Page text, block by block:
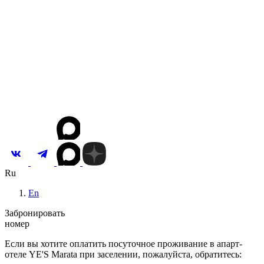
Ru
En
Забронировать
номер
Если вы хотите оплатить посуточное проживание в апарт-
отеле YE'S Marata при заселении, пожалуйста, обратитесь: